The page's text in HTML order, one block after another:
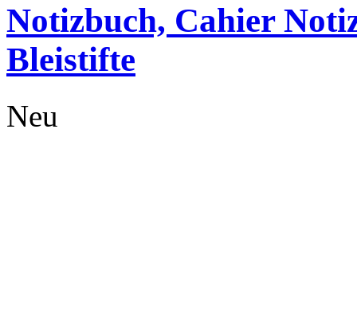
Notizbuch, Cahier
Bleistifte
Neu